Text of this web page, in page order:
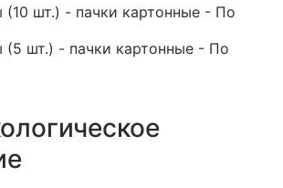
(10 шт.) - пачки картонные - По
(5 шт.) - пачки картонные - По